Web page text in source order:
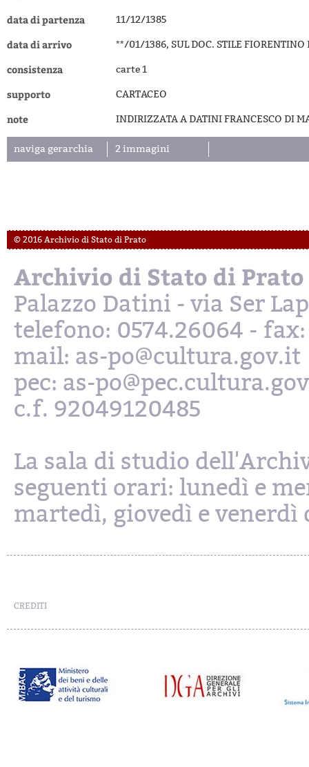
data di partenza 11/12/1385
data di arrivo **/01/1386, SUL DOC. STILE
consistenza carte 1
supporto CARTACEO
note INDIRIZZATA A DATINI FRANCESCO DI
naviga gerarchia 2 immagini
© 2016 Archivio di Stato di Prato
Archivio di Stato di Prato
Palazzo Datini - via Ser
telefono: 0574.26064 - fax:
mail: as-po@cultura.gov.it
pec: as-
c.f. 92049120485
La sala di studio
seguenti orari: lunedì e
martedì, giovedì e venerdì
CREDITI